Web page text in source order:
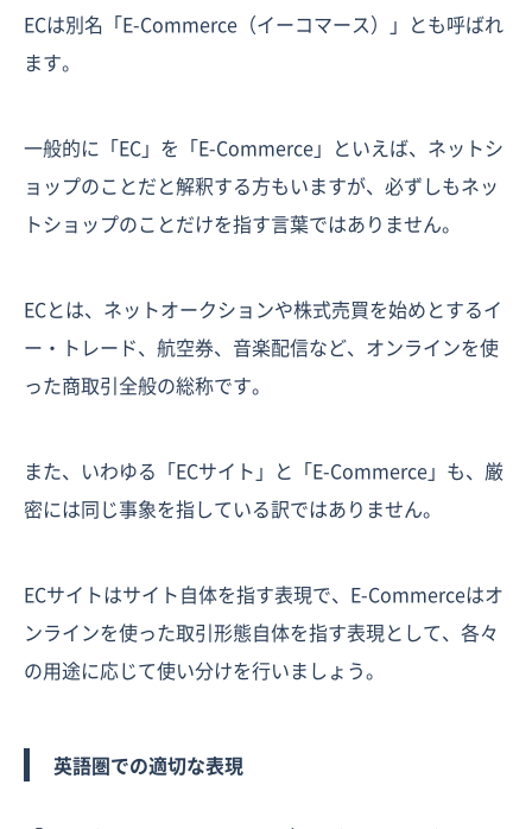
ECは別名「E-Commerce（イーコマース）」とも呼ばれ
ます。
一般的に「EC」を「E-Commerce」といえば、ネットシ
ョップのことだと解釈する方もいますが、必ずしもネッ
トショップのことだけを指す言葉ではありません。
ECとは、ネットオークションや株式売買を始めとするイ
ー・トレード、航空券、音楽配信など、オンラインを使
った商取引全般の総称です。
また、いわゆる「ECサイト」と「E-Commerce」も、厳
密には同じ事象を指している訳ではありません。
ECサイトはサイト自体を指す表現で、E-Commerceはオ
ンラインを使った取引形態自体を指す表現として、各々
の用途に応じて使い分けを行いましょう。
英語圏での適切な表現